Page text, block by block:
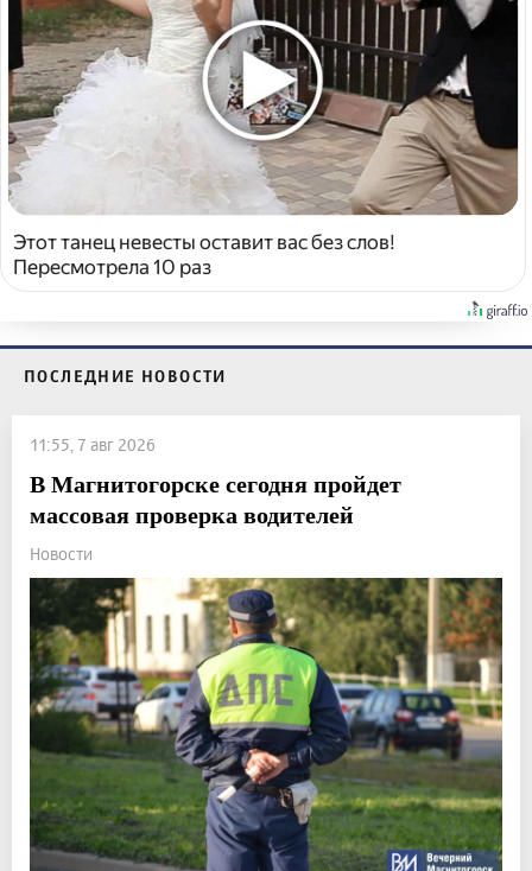
Этот танец невесты оставит вас без слов!
Пересмотрела 10 раз
ПОСЛЕДНИЕ НОВОСТИ
11:55, 7 авг 2026
В Магнитогорске сегодня пройдет
массовая проверка водителей
Новости